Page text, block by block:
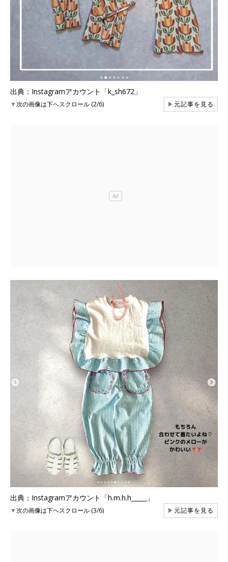
出典：Instagramアカウント「k_sh672」
▼次の画像は下へスクロール (2/6) ▶元記事を見る
出典：Instagramアカウント「h.m.h.h_____」
▼次の画像は下へスクロール (3/6) ▶元記事を見る